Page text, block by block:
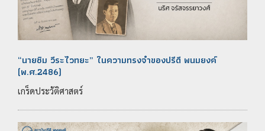
“นายซิม วีระไวทยะ” ในความทรงจำของปรีดี พนมยงค์
(พ.ศ.2486)
เกร็ดประวัติศาสตร์